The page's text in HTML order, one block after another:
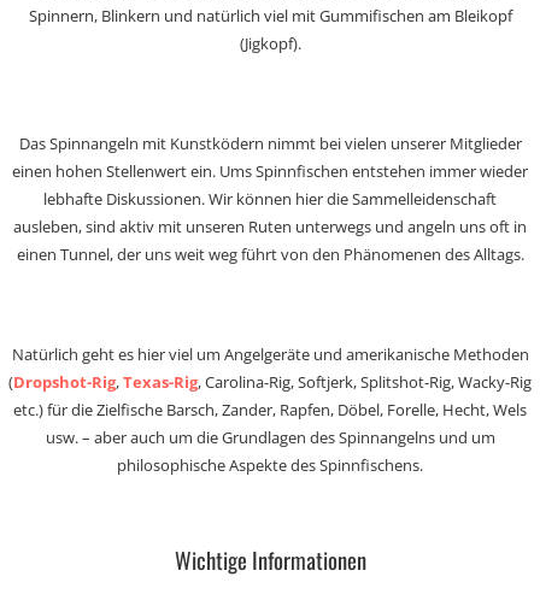
Spinnern, Blinkern und natürlich viel mit Gummifischen am Bleikopf
(Jigkopf).
Das Spinnangeln mit Kunstködern nimmt bei vielen unserer Mitglieder
einen hohen Stellenwert ein. Ums Spinnfischen entstehen immer wieder
lebhafte Diskussionen. Wir können hier die Sammelleidenschaft
ausleben, sind aktiv mit unseren Ruten unterwegs und angeln uns oft in
einen Tunnel, der uns weit weg führt von den Phänomenen des Alltags.
Natürlich geht es hier viel um Angelgeräte und amerikanische Methoden
(Dropshot-Rig,Texas-Rig, Carolina-Rig, Softjerk, Splitshot-Rig, Wacky-Rig
etc.) für die Zielfische Barsch, Zander, Rapfen, Döbel, Forelle, Hecht, Wels
usw. – aber auch um die Grundlagen des Spinnangelns und um
philosophische Aspekte des Spinnfischens.
Wichtige Informationen